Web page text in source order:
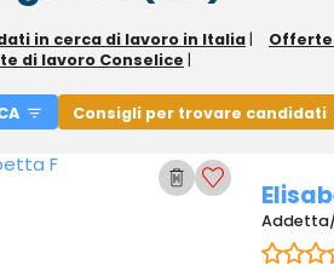
in cerca di lavoro in Italia | Offerte
di lavoro Conselice |
Consigli per trovare candidati